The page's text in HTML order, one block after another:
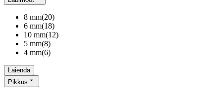
8 mm(20)
6 mm(18)
10 mm(12)
5 mm(8)
4 mm(6)
Laienda
Pikkus